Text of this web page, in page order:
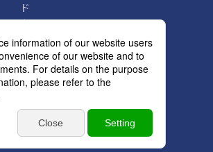
© Orient Corporation. All Rights Reserved.